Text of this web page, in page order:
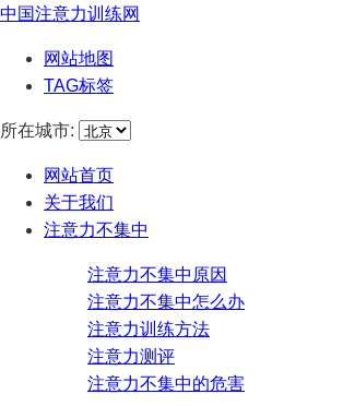
中国注意力训练网
网站地图
TAG标签
所在城市:
网站首页
关于我们
注意力不集中
注意力不集中原因
注意力不集中怎么办
注意力训练方法
注意力测评
注意力不集中的危害